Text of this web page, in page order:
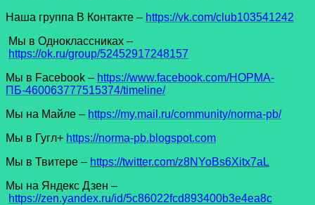
Наша группа В Контакте – https://vk.com/club103541242
Мы в Одноклассниках –
https://ok.ru/group/52452917248157
Мы в Facеbook – https://www.facebook.com/НОРМА-
ПБ-460063777515374/timeline/
Мы на Майле – https://my.mail.ru/community/norma-pb/
Мы в Гугл+ https://norma-pb.blogspot.com
Мы в Твитере – https://twitter.com/z8NYoBs6Xitx7aL
Мы на Яндекс Дзен –
https://zen.yandex.ru/id/5c86022fcd893400b3e4ea8c